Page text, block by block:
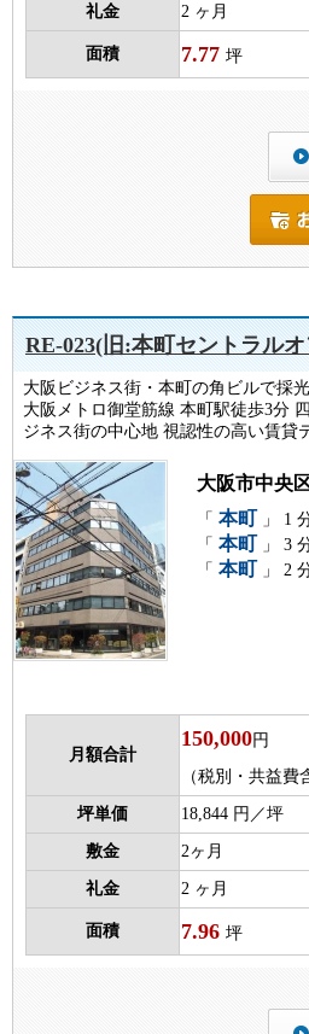
礼金 2 ヶ月
面積 7.77 坪
RE-023(旧:本町セントラル
大阪ビジネス街・本町の角ビルで採光
大阪メトロ御堂筋線 本町駅徒歩3分
ジネス街の中心地 視認性の高い賃貸
大阪市中央
「 本町 」 1
「 本町 」 3
「 本町 」 2
月額合計
150,000円
（税別・共益費
坪単価 18,844 円／坪
敷金 2ヶ月
礼金 2 ヶ月
面積 7.96 坪